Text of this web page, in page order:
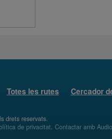
Totes les rutes Cercador
drets reservats.
de privacitat. Contactar amb